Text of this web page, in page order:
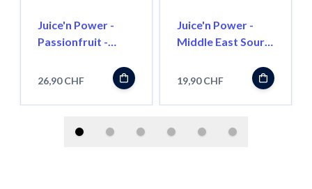
Juice'n Power -
Passionfruit -
26,90 CHF
Juice'n Power -
Middle East Sour
Shortfill
19,90 CHF